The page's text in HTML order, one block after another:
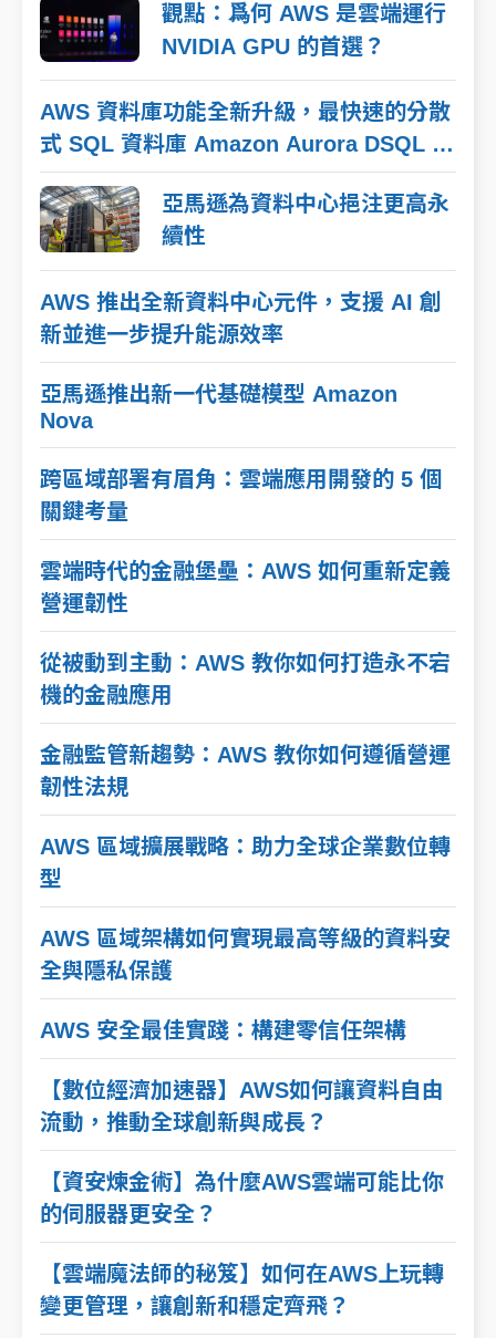
觀點：爲何 AWS 是雲端運行
NVIDIA GPU 的首選？
AWS 資料庫功能全新升級，最快速的分散
式 SQL 資料庫 Amazon Aurora DSQL 正
式發表
亞馬遜為資料中心挹注更高永
續性
AWS 推出全新資料中心元件，支援 AI 創
新並進一步提升能源效率
亞馬遜推出新一代基礎模型 Amazon
Nova
跨區域部署有眉角：雲端應用開發的 5 個
關鍵考量
雲端時代的金融堡壘：AWS 如何重新定義
營運韌性
從被動到主動：AWS 教你如何打造永不宕
機的金融應用
金融監管新趨勢：AWS 教你如何遵循營運
韌性法規
AWS 區域擴展戰略：助力全球企業數位轉
型
AWS 區域架構如何實現最高等級的資料安
全與隱私保護
AWS 安全最佳實踐：構建零信任架構
【數位經濟加速器】AWS如何讓資料自由
流動，推動全球創新與成長？
【資安煉金術】為什麼AWS雲端可能比你
的伺服器更安全？
【雲端魔法師的秘笈】如何在AWS上玩轉
變更管理，讓創新和穩定齊飛？